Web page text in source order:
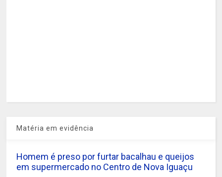
Matéria em evidência
Homem é preso por furtar bacalhau e queijos
em supermercado no Centro de Nova Iguaçu